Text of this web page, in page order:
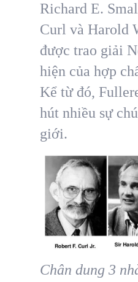
Richard E.
Curl và Harold
được trao giải
hiện của hợp
Kể từ đó,
hút nhiều sự
giới.
Chân dung 3